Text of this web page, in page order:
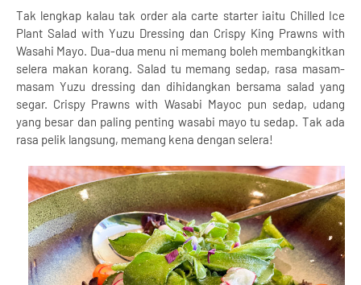
Tak lengkap kalau tak order ala carte starter iaitu Chilled Ice
Plant Salad with Yuzu Dressing dan Crispy King Prawns with
Wasahi Mayo. Dua-dua menu ni memang boleh membangkitkan
selera makan korang. Salad tu memang sedap, rasa masam-
masam Yuzu dressing dan dihidangkan bersama salad yang
segar. Crispy Prawns with Wasabi Mayoc pun sedap, udang
yang besar dan paling penting wasabi mayo tu sedap. Tak ada
rasa pelik langsung, memang kena dengan selera!